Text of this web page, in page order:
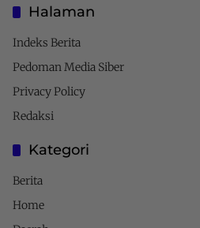
Halaman
Indeks Berita
Pedoman Media Siber
Privacy Policy
Redaksi
Kategori
Berita
Home